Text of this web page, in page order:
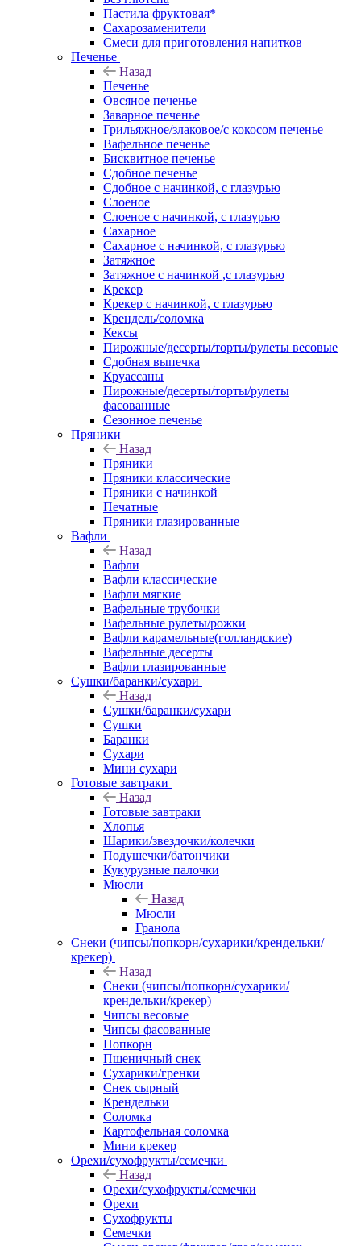
Пастила фруктовая*
Сахарозаменители
Смеси для приготовления напитков
Печенье
Назад
Печенье
Овсяное печенье
Заварное печенье
Грильяжное/злаковое/с кокосом печенье
Вафельное печенье
Бисквитное печенье
Сдобное печенье
Сдобное с начинкой, с глазурью
Слоеное
Слоеное с начинкой, с глазурью
Сахарное
Сахарное с начинкой, с глазурью
Затяжное
Затяжное с начинкой ,с глазурью
Крекер
Крекер с начинкой, с глазурью
Крендель/соломка
Кексы
Пирожные/десерты/торты/рулеты весовые
Сдобная выпечка
Круассаны
Пирожные/десерты/торты/рулеты
фасованные
Сезонное печенье
Пряники
Назад
Пряники
Пряники классические
Пряники с начинкой
Печатные
Пряники глазированные
Вафли
Назад
Вафли
Вафли классические
Вафли мягкие
Вафельные трубочки
Вафельные рулеты/рожки
Вафли карамельные(голландские)
Вафельные десерты
Вафли глазированные
Сушки/баранки/сухари
Назад
Сушки/баранки/сухари
Сушки
Баранки
Сухари
Мини сухари
Готовые завтраки
Назад
Готовые завтраки
Хлопья
Шарики/звездочки/колечки
Подушечки/батончики
Кукурузные палочки
Мюсли
Назад
Мюсли
Гранола
Снеки (чипсы/попкорн/сухарики/крендельки/
крекер)
Назад
Снеки (чипсы/попкорн/сухарики/
крендельки/крекер)
Чипсы весовые
Чипсы фасованные
Попкорн
Пшеничный снек
Сухарики/гренки
Снек сырный
Крендельки
Соломка
Картофельная соломка
Мини крекер
Орехи/сухофрукты/семечки
Назад
Орехи/сухофрукты/семечки
Орехи
Сухофрукты
Семечки